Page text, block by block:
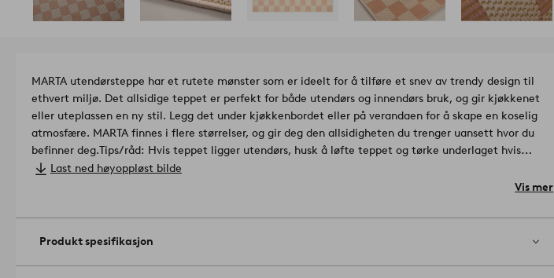
MARTA utendørsteppe har et rutete mønster som er ideelt for å tilføre et snev av trendy design til
ethvert miljø. Det allsidige teppet er perfekt for både utendørs og innendørs bruk, og gir kjøkkenet
eller uteplassen en ny stil. Legg det under kjøkkenbordet eller på verandaen for å skape en koselig
atmosfære. MARTA finnes i flere størrelser, og gir deg den allsidigheten du trenger uansett hvor du
befinner deg.Tips/råd: Hvis teppet ligger utendørs, husk å løfte teppet og tørke underlaget hvis
teppet har blitt vått. Teppet tåler vann og mugner ikke, men underlaget kan ta skade av
Tykkelse: 0.6 cm.
Gramvekt: 1350 g/m².Vedlikeholdsråd: Støvsug regelmessig uten børstefunksjon. Eventuelle flekker
Last ned høyoppløst bilde
Vis mer
Produkt spesifikasjon